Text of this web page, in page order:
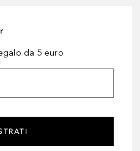
da 5 euro